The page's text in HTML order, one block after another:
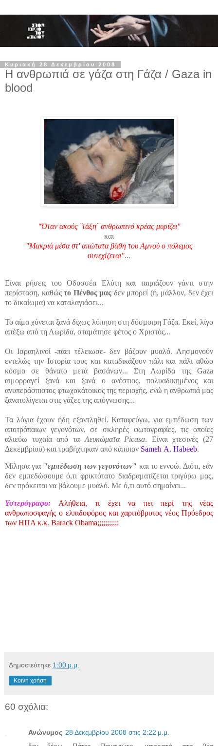
Κυριακή 28 Δεκεμβρίου 2008
Η ανθρωπιά σε γάζα στη Γάζα / Gaza in
blood
"Όταν ακούς ¨τάξη¨ ανθρωπινό κρέας μυρίζει"
και
"Μακριά μέσα στ' απώτατα βάθη του Αμνού ο πόλεμος
συνεχίζεται"...
Είναι ρήσεις του Οδυσσέα Ελύτη και ταιριάζουν γάντι στην
περίσταση, καθώς το Πένθος μας δεν μπορεί (ή, μάλλον, δεν έχει
το δικαίωμα) να καταλαγιάσει...
Το αίμα χύνεται ξανά δίχως λύπηση στη δύσμοιρη Γάζα. Εκεί, λίγο
απέξω από τη Λωρίδα, σταμάτησε φέτος ο Χριστός...
Οι Ισραηλινοί -πάει τέλειωσε- δεν βάζουν μυαλό. Λησμονούν
εντελώς την Ιστορία τους και καταδικάζουν πάλι και πάλι αθώο
κόσμο σε θάνατο μετά βασάνων... Στη Λωρίδα της Gaza
αιμορραγεί ξανά και ξανά ο ανέστιος, πολυαδικημένος και
ανυπεράσπιστος φτωχοκάτοικος της περιοχής, ενώ η ανθρωπιά μας
ξανατυλίγεται στις γάζες της απόγνωσης...
Τα λόγια έχουν ήδη εξαντληθεί. Καταφεύγω, για εμπέδωση των
αποτρόπαιων γεγονότων, σε σκληρές φωτογραφίες, τις οποίες
αλιεύω τυχαία από τα Λευκώματα Picasa. Είναι χτεσινές (27
Δεκεμβρίου) και τραβήχτηκαν από κάποιον Sameh Α. Habeeb.
Μίλησα για "εμπέδωση των γεγονότων" και το εννοώ. Διότι, εάν
δεν εμπεδώσουμε ό,τι φρικτότατο διαδραματίζεται τριγύρω μας,
δεν πρόκειται να βάλουμε μυαλό. Με ό,τι αυτό σημαίνει...
Υστερόγραφο:
Αλήθεια, τι έχει να πει περί της νέας
ανθρωποσφαγής ο ελπιδοφόρος και χαριτόβρυτος νέος Πρόεδρος
των ΗΠΑ κ.κ. Barack Obama;;;;;;;;;;;
Δημοσιεύτηκε 1:00 μ.μ.
Κοινή χρήση
60 σχόλια:
Ανώνυμος 28 Δεκεμβρίου 2008 στις 2:22 μ.μ.